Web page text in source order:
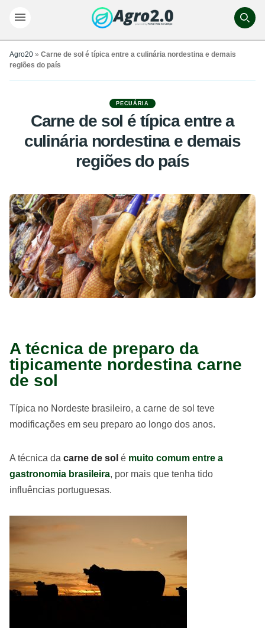
Agro20 » Carne de sol é típica entre a culinária nordestina e demais
regiões do país
PECUÁRIA
Carne de sol é típica entre a
culinária nordestina e demais
regiões do país
A técnica de preparo da
tipicamente nordestina carne
de sol
Típica no Nordeste brasileiro, a carne de sol teve
modificações em seu preparo ao longo dos anos.
A técnica da carne de sol é muito comum entre a
gastronomia brasileira, por mais que tenha tido
influências portuguesas.